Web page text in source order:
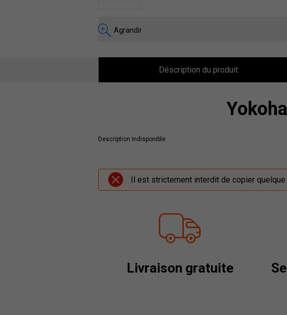
Agrandir
Déscription du produit
Description indisponible
Il est strictement interdit de copier
Livraison gratuite